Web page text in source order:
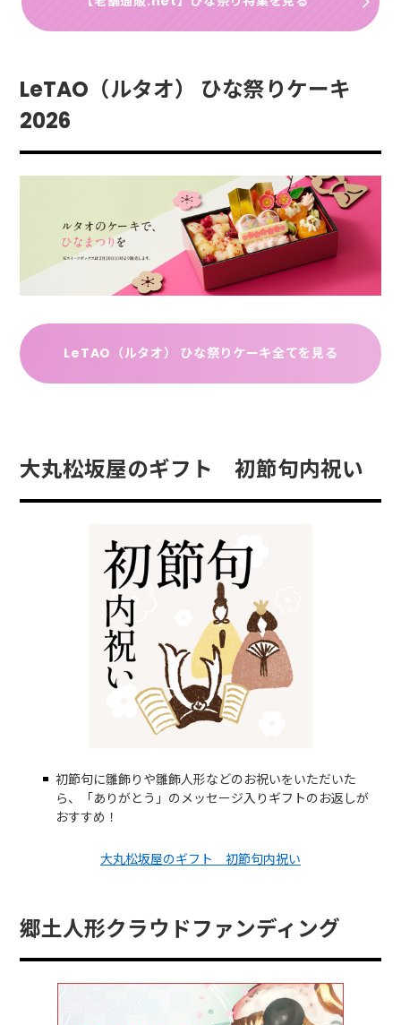
LeTAO（ルタオ） ひな祭りケーキ
2026
LeTAO（ルタオ） ひな祭りケーキ全てを見る
大丸松坂屋のギフト 初節句内祝い
初節句に雛飾りや雛飾人形などのお祝いをいただいた
ら、「ありがとう」のメッセージ入りギフトのお返しが
おすすめ！
大丸松坂屋のギフト 初節句内祝い
郷土人形クラウドファンディング